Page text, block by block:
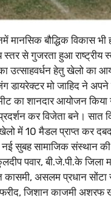
बौद्धिक विकास भी
से गुजरता हुआ राष्ट्रीय
उत्साहवर्धन हेतु खेलो का
मो जाहिद ने अपने
का शानदार आयोजन किया
कर विजेता बने। सात
में 10 मैडल प्राप्त कर
सुबह सामाजिक संस्थान
पवार, बी.जे.पी.के जिला
कासमी, असलम प्रधान सोंटा
जिशान काजमी अशरफ